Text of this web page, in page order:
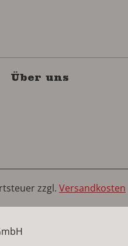
Über uns
zzgl. Versandkosten